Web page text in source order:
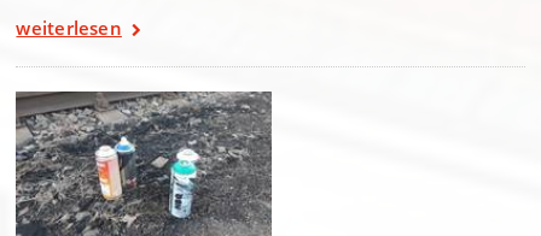
weiterlesen